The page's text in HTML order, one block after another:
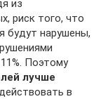
из
риск того, что
будут нарушены,
Поэтому
лучше
в